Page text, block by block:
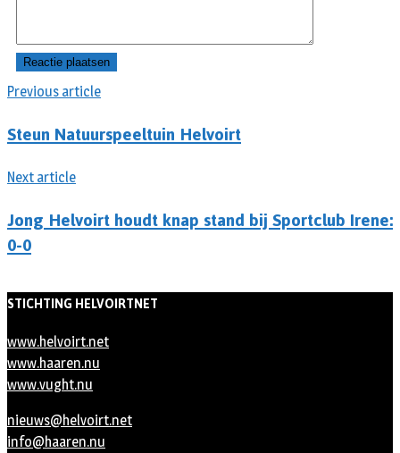
Previous article
Steun Natuurspeeltuin Helvoirt
Next article
Jong Helvoirt houdt knap stand bij Sportclub Irene:
0-0
STICHTING HELVOIRTNET
www.helvoirt.net
www.haaren.nu
www.vught.nu
nieuws@helvoirt.net
info@haaren.nu